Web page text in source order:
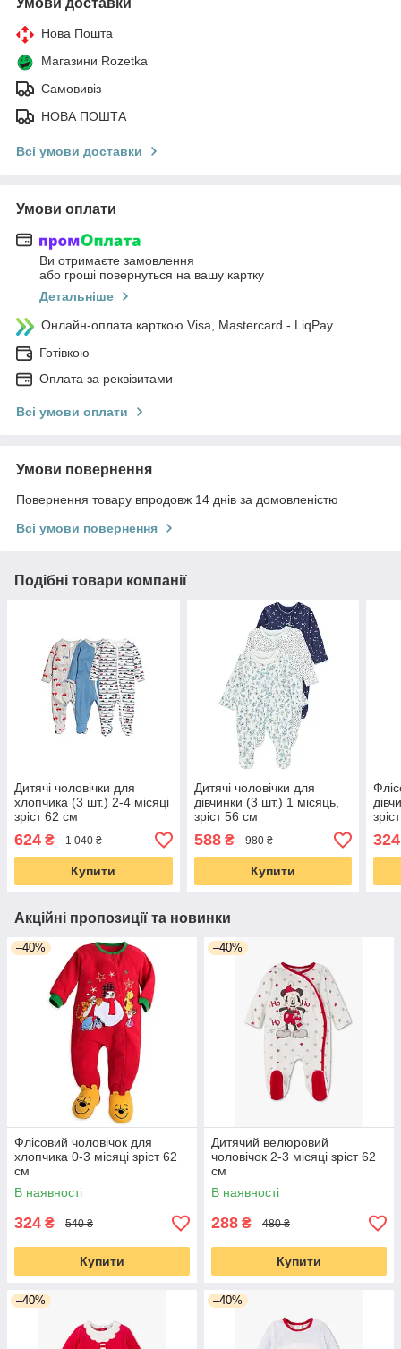
Умови доставки
Нова Пошта
Магазини Rozetka
Самовивіз
НОВА ПОШТА
Всі умови доставки
Умови оплати
Ви отримаєте замовлення
або гроші повернуться на вашу картку
Детальніше
Онлайн-оплата карткою Visa, Mastercard - LiqPay
Готівкою
Оплата за реквізитами
Всі умови оплати
Умови повернення
Повернення товару впродовж 14 днів за домовленістю
Всі умови повернення
Подібні товари компанії
Дитячі чоловічки для
хлопчика (3 шт.) 2-4 місяці
зріст 62 см
624 ₴ 1 040 ₴
Купити
Дитячі чоловічки для
дівчинки (3 шт.) 1 місяць,
зріст 56 см
588₴ 980 ₴
Купити
324
Акційні пропозиції та новинки
–40%
Флісовий чоловічок для
хлопчика 0-3 місяці зріст 62
см
В наявності
324 ₴ 540 ₴
Купити
–40%
Дитячий велюровий
чоловічок 2-3 місяці зріст 62
см
В наявності
288 ₴ 480 ₴
Купити
–40% –40%